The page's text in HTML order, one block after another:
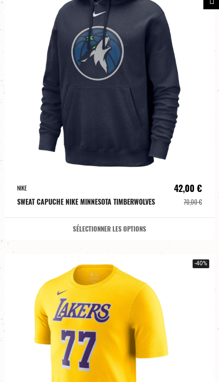
NIKE
SWEAT CAPUCHE NIKE MINNESOTA TIMBERWOLVES
42,00 €
70,00 €
SÉLECTIONNER LES OPTIONS
-40%